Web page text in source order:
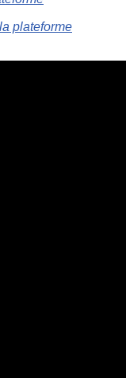
plateforme